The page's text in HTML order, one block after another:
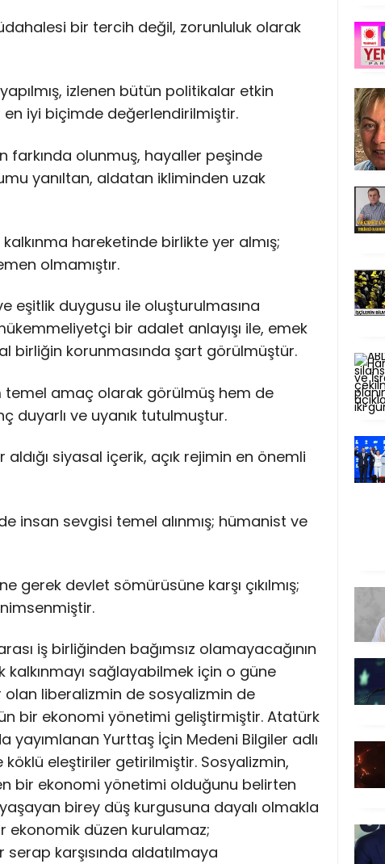
bir tercih değil, zorunluluk olarak
izlenen bütün politikalar etkin
iyi biçimde değerlendirilmiştir.
farkında olunmuş, hayaller peşinde
yanıltan, aldatan ikliminden uzak
hareketinde birlikte yer almış;
olmamıştır.
eşitlik duygusu ile oluşturulmasına
bir adalet anlayışı ile, emek
birliğin korunmasında şart görülmüştür.
temel amaç olarak görülmüş hem de
duyarlı ve uyanık tutulmuştur.
siyasal içerik, açık rejimin en önemli
insan sevgisi temel alınmış; hümanist ve
gerek devlet sömürüsüne karşı çıkılmış;
iş birliğinden bağımsız olamayacağının
sağlayabilmek için o güne
liberalizmin de sosyalizmin de
bir ekonomi yönetimi geliştirmiştir. Atatürk
yayımlanan Yurttaş İçin Medeni Bilgiler adlı
eleştiriler getirilmiştir. Sosyalizmin,
bir ekonomi yönetimi olduğunu belirten
birey düş kurgusuna dayalı olmakla
ekonomik düzen kurulamaz;
karşısında aldatılmaya